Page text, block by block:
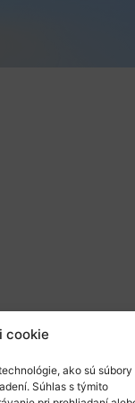
cookie
ako sú súbory
Súhlas s týmito